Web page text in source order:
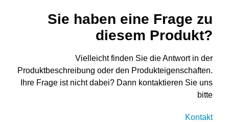
Sie haben eine Frage zu
diesem Produkt?
Vielleicht finden Sie die Antwort in der
Produktbeschreibung oder den Produkteigenschaften.
Ihre Frage ist nicht dabei? Dann kontaktieren Sie uns
bitte
Kontakt